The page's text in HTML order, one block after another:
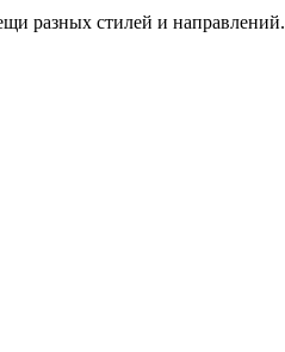
разных стилей и направлений.